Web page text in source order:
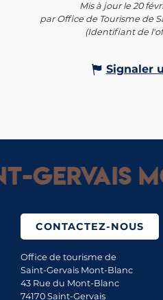
Mis à jour le 20
par Office de Tourisme de
(Identifiant de
Signaler
CONTACTEZ-NOUS
Office de tourisme de
Saint-Gervais Mont-Blanc
43 Rue du Mont-Blanc
74170 Saint-Gervais